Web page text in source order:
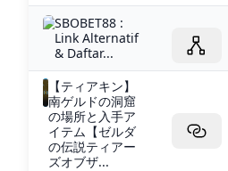
SBOBET88 :
Link Alternatif
& Daftar...
【ティアキン】︎
南ゲルドの洞窟
の場所と入手ア
イテム【ゼルダ
の伝説ティアー
ズオブザ...